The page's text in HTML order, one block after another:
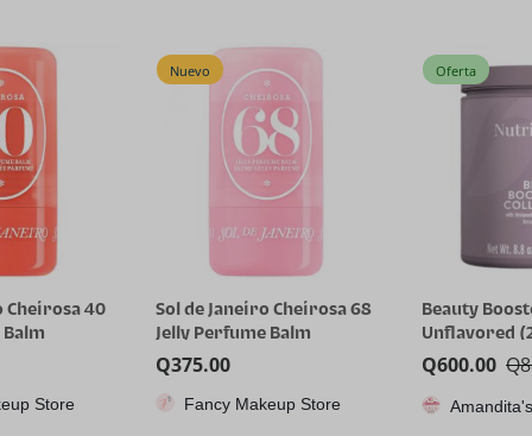
Cheirosa 68
Balm
Store
Oferta
Beauty Booster Collagen –
Unflavored (250gr)
Q600.00
Amandita's Variedades
RG35XX H,
juegos
Anbernic
64GTF,
dual, pantalla
Q1,115.85
CPX